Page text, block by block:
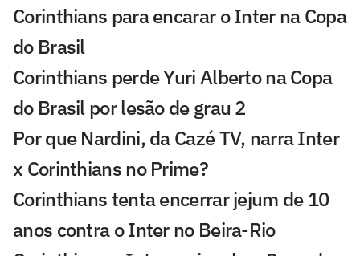
Corinthians para encarar o Inter na Copa
do Brasil
Corinthians perde Yuri Alberto na Copa
do Brasil por lesão de grau 2
Por que Nardini, da Cazé TV, narra Inter
x Corinthians no Prime?
Corinthians tenta encerrar jejum de 10
anos contra o Inter no Beira-Rio